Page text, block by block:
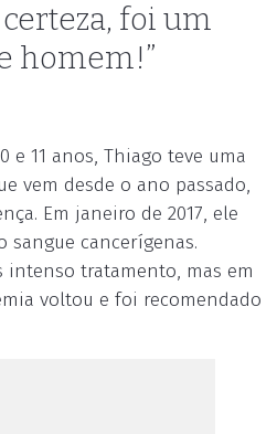
foi um
homem!”
e 11 anos, Thiago teve uma
vem desde o ano passado,
Em janeiro de 2017, ele
sangue cancerígenas.
intenso tratamento, mas em
voltou e foi recomendado